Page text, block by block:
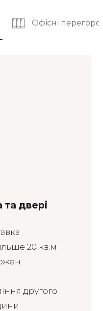
Офісні
та двері
20 кв.м
другого